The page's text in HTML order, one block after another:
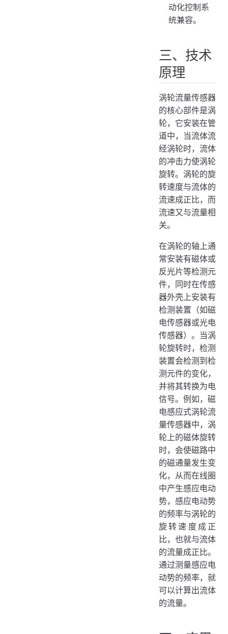
动化控制系
统兼容。
三、技术
原理
涡轮流量传感器
的核心部件是涡
轮，它安装在管
道中，当流体流
经涡轮时，流体
的冲击力使涡轮
旋转。涡轮的旋
转速度与流体的
流速成正比，而
流速又与流量相
关。
在涡轮的轴上通
常安装有磁体或
反光片等检测元
件，同时在传感
器外壳上安装有
检测装置（如磁
电传感器或光电
传感器）。当涡
轮旋转时，检测
装置会检测到检
测元件的变化，
并将其转换为电
信号。例如，磁
电感应式涡轮流
量传感器中，涡
轮上的磁体旋转
时，会使磁路中
的磁通量发生变
化，从而在线圈
中产生感应电动
势，感应电动势
的频率与涡轮的
旋转速度成正
比，也就与流体
的流量成正比。
通过测量感应电
动势的频率，就
可以计算出流体
的流量。